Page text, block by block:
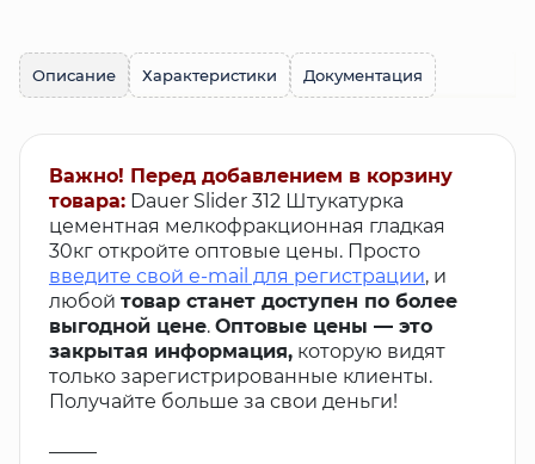
Описание Характеристики Документация
Важно! Перед добавлением в корзину
товара: Dauer Slider 312 Штукатурка
цементная мелкофракционная гладкая
30кг откройте оптовые цены. Просто
введите свой e-mail для регистрации, и
любой товар станет доступен по более
выгодной цене. Оптовые цены — это
закрытая информация, которую видят
только зарегистрированные клиенты.
Получайте больше за свои деньги!